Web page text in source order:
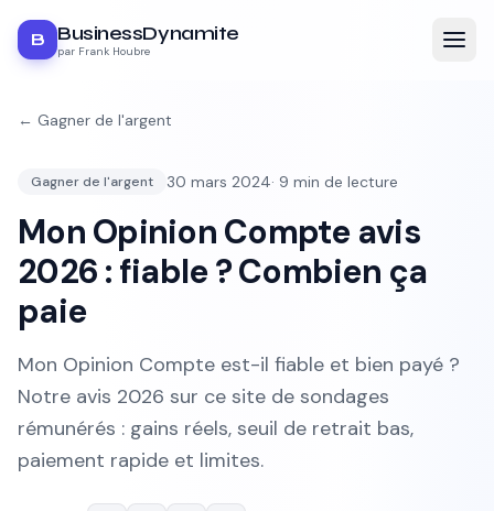
B BusinessDynamite
par Frank Houbre
← Gagner de l'argent
Gagner de l'argent 30 mars 2024· 9 min de lecture
Mon Opinion Compte avis
2026 : fiable ? Combien ça
paie
Mon Opinion Compte est-il fiable et bien payé ?
Notre avis 2026 sur ce site de sondages
rémunérés : gains réels, seuil de retrait bas,
paiement rapide et limites.